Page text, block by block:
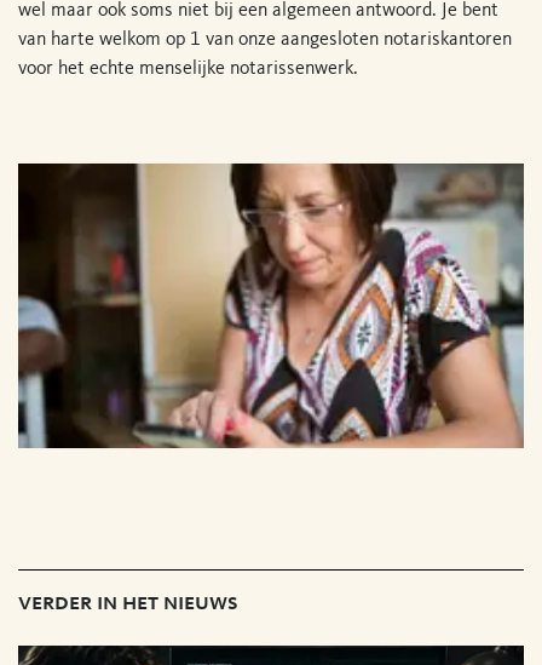
wel maar ook soms niet bij een algemeen antwoord. Je bent
van harte welkom op 1 van onze aangesloten notariskantoren
voor het echte menselijke notarissenwerk.
verder in het nieuws